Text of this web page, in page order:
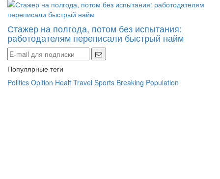
Стажер на полгода, потом без испытания:
работодателям переписали быстрый найм
Популярные теги
Politics Opition Healt Travel Sports Breaking Population